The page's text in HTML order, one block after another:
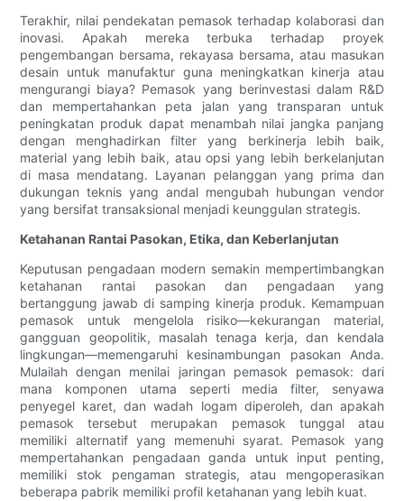
Terakhir, nilai pendekatan pemasok terhadap kolaborasi dan
inovasi. Apakah mereka terbuka terhadap proyek
pengembangan bersama, rekayasa bersama, atau masukan
desain untuk manufaktur guna meningkatkan kinerja atau
mengurangi biaya? Pemasok yang berinvestasi dalam R&D
dan mempertahankan peta jalan yang transparan untuk
peningkatan produk dapat menambah nilai jangka panjang
dengan menghadirkan filter yang berkinerja lebih baik,
material yang lebih baik, atau opsi yang lebih berkelanjutan
di masa mendatang. Layanan pelanggan yang prima dan
dukungan teknis yang andal mengubah hubungan vendor
yang bersifat transaksional menjadi keunggulan strategis.
Ketahanan Rantai Pasokan, Etika, dan Keberlanjutan
Keputusan pengadaan modern semakin mempertimbangkan
ketahanan rantai pasokan dan pengadaan yang
bertanggung jawab di samping kinerja produk. Kemampuan
pemasok untuk mengelola risiko—kekurangan material,
gangguan geopolitik, masalah tenaga kerja, dan kendala
lingkungan—memengaruhi kesinambungan pasokan Anda.
Mulailah dengan menilai jaringan pemasok pemasok: dari
mana komponen utama seperti media filter, senyawa
penyegel karet, dan wadah logam diperoleh, dan apakah
pemasok tersebut merupakan pemasok tunggal atau
memiliki alternatif yang memenuhi syarat. Pemasok yang
mempertahankan pengadaan ganda untuk input penting,
memiliki stok pengaman strategis, atau mengoperasikan
beberapa pabrik memiliki profil ketahanan yang lebih kuat.